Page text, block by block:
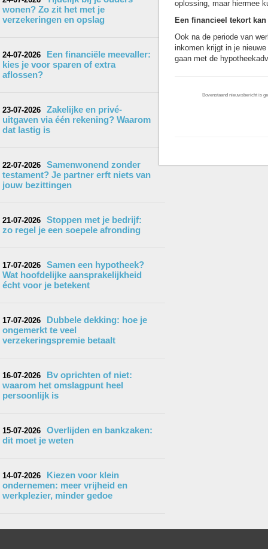
wonen? Zo zit het met je
verzekeringen en opslag
24-07-2026
Een financiële meevaller:
kies je voor sparen of extra
aflossen?
23-07-2026
Zakelijke en privé-
uitgaven via één rekening? Waarom
dat lastig is
22-07-2026
Samenwonend zonder
testament? Je partner erft niets van
jouw bezittingen
21-07-2026
Stoppen met je bedrijf:
zo regel je een soepele afronding
17-07-2026
Samen een hypotheek?
Wat hoofdelijke aansprakelijkheid
écht voor je betekent
17-07-2026
Dubbele dekking: hoe je
ongemerkt te veel
verzekeringspremie betaalt
16-07-2026
Bv oprichten of niet:
waarom het omslagpunt heel
persoonlijk is
15-07-2026
Overlijden en bankzaken:
dit moet je weten
14-07-2026
Kiezen voor klein
ondernemen: meer vrijheid en
werkplezier, minder gedoe
oplossing, maar hiermee
Een financieel tekort
Ook na de periode van
inkomen krijgt in je
gaan met de
Bovenstaand nieuwsbericht is